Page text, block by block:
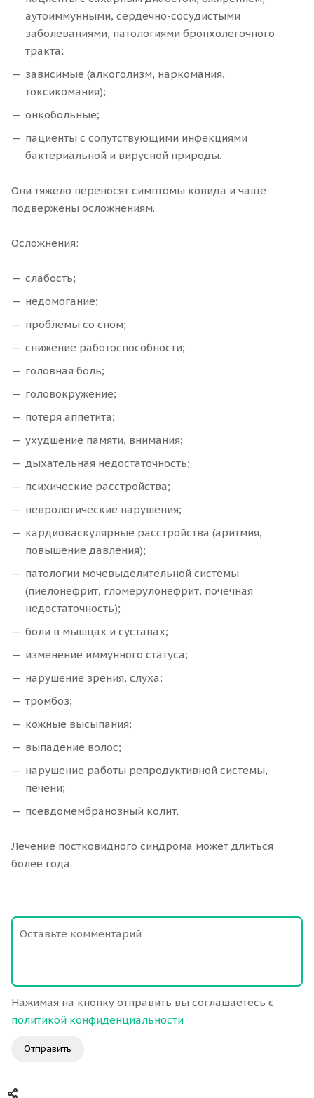
аутоиммунными, сердечно-сосудистыми
заболеваниями, патологиями бронхолегочного
тракта;
зависимые (алкоголизм, наркомания,
токсикомания);
онкобольные;
пациенты с сопутствующими инфекциями
бактериальной и вирусной природы.
Они тяжело переносят симптомы ковида и чаще
подвержены осложнениям.
Осложнения:
слабость;
недомогание;
проблемы со сном;
снижение работоспособности;
головная боль;
головокружение;
потеря аппетита;
ухудшение памяти, внимания;
дыхательная недостаточность;
психические расстройства;
неврологические нарушения;
кардиоваскулярные расстройства (аритмия,
повышение давления);
патологии мочевыделительной системы
(пиелонефрит, гломерулонефрит, почечная
недостаточность);
боли в мышцах и суставах;
изменение иммунного статуса;
нарушение зрения, слуха;
тромбоз;
кожные высыпания;
выпадение волос;
нарушение работы репродуктивной системы,
печени;
псевдомембранозный колит.
Лечение постковидного синдрома может длиться
более года.
Нажимая на кнопку отправить вы соглашаетесь с
политикой конфиденциальности
Отправить